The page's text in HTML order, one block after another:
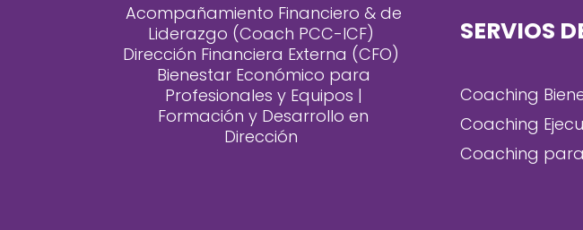
Acompañamiento Financiero & de
Liderazgo (Coach PCC-ICF)
Dirección Financiera Externa (CFO)
Bienestar Económico para
Profesionales y Equipos |
Formación y Desarrollo en
Dirección
SERVIOS
Coaching
Coaching
Coaching